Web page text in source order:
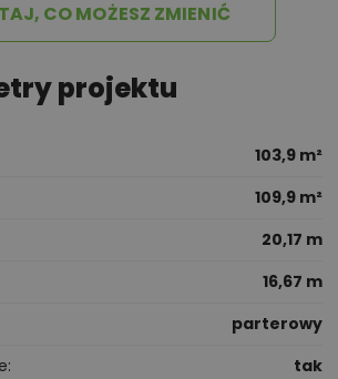
CO MOŻESZ ZMIENIĆ
projektu
103,9 m²
109,9 m²
20,17 m
16,67 m
parterowy
tak